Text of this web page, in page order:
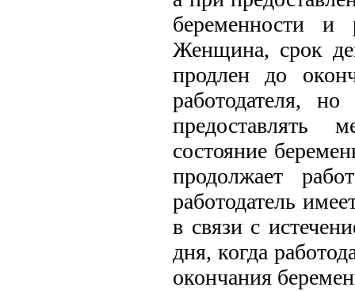
беременности и
Женщина, срок
продлен до
работодателя,
предоставлять
состояние
продолжает
работодатель
в связи с
дня, когда
окончания